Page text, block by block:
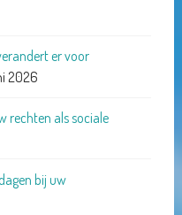
er voor
2026
rechten als sociale
bij uw